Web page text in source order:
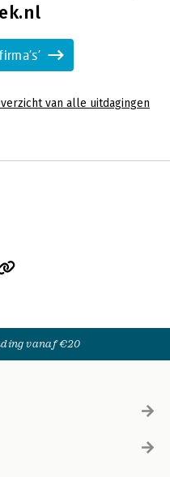
van alle uitdagingen
vanaf €20